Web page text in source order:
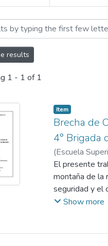
Maestría en
results
1 - 1 of 1
Item
Brecha de
4° Brigada
(Escuela
Rodriguez
El presente
montaña de la
seguridad y el
El objetivo de
Show more